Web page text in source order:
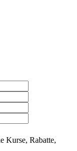
Kurse, Rabatte,